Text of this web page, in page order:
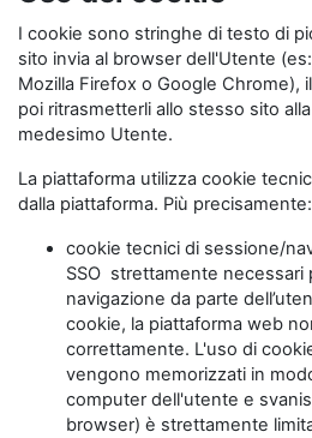
I cookie sono stringhe di testo di
sito invia al browser dell'Utente
Mozilla Firefox o Google Chrome),
poi ritrasmetterli allo stesso sito
medesimo Utente.
La piattaforma utilizza cookie
dalla piattaforma. Più precisamente:
cookie tecnici di sessione/
SSO strettamente necessari
navigazione da parte
cookie, la piattaforma web
correttamente. L'uso di
vengono memorizzati in
computer dell'utente e
browser) è strettamente